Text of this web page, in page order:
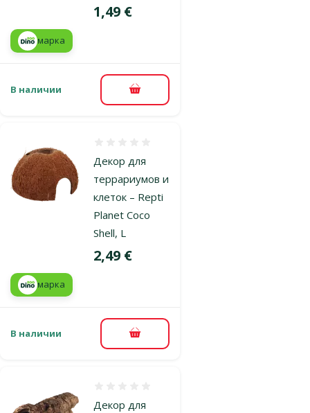
Цена
1,49 €
марка
В наличии В корзину
Декор для
террариумов и
клеток – Repti
Planet Coco
Shell, L
Цена
2,49 €
марка
В наличии В корзину
Декор для